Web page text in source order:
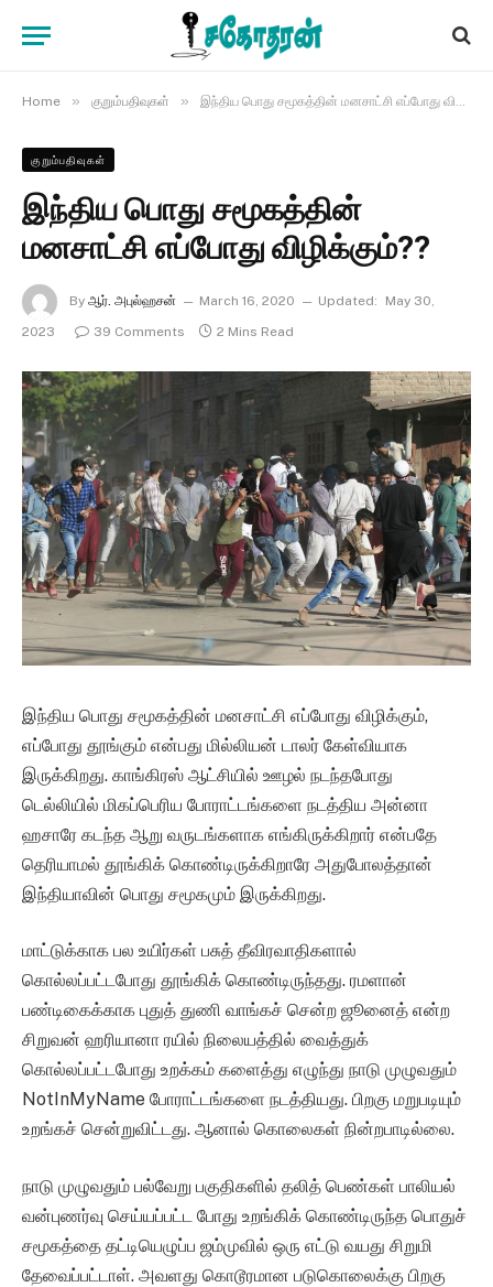
Home » குறும்பதிவுகள் » இந்திய பொது சமூகத்தின் மனசாட்சி எப்போது விழிக்கும்??
குறும்பதிவுகள்
இந்திய பொது சமூகத்தின்
மனசாட்சி எப்போது விழிக்கும்??
By ஆர். அபுல்ஹசன் March 16, 2020 Updated:
May 30,
2023
39 Comments 2 Mins Read
இந்திய பொது சமூகத்தின் மனசாட்சி எப்போது விழிக்கும்,
எப்போது தூங்கும் என்பது மில்லியன் டாலர் கேள்வியாக
இருக்கிறது. காங்கிரஸ் ஆட்சியில் ஊழல் நடந்தபோது
டெல்லியில் மிகப்பெரிய போராட்டங்களை நடத்திய அன்னா
ஹசாரே கடந்த ஆறு வருடங்களாக எங்கிருக்கிறார் என்பதே
தெரியாமல் தூங்கிக் கொண்டிருக்கிறாரே அதுபோலத்தான்
இந்தியாவின் பொது சமூகமும் இருக்கிறது.
மாட்டுக்காக பல உயிர்கள் பசுத் தீவிரவாதிகளால்
கொல்லப்பட்டபோது தூங்கிக் கொண்டிருந்தது. ரமளான்
பண்டிகைக்காக புதுத் துணி வாங்கச் சென்ற ஜூனைத் என்ற
சிறுவன் ஹரியானா ரயில் நிலையத்தில் வைத்துக்
கொல்லப்பட்டபோது உறக்கம் களைத்து எழுந்து நாடு முழுவதும்
NotInMyName போராட்டங்களை நடத்தியது. பிறகு மறுபடியும்
உறங்கச் சென்றுவிட்டது. ஆனால் கொலைகள் நின்றபாடில்லை.
நாடு முழுவதும் பல்வேறு பகுதிகளில் தலித் பெண்கள் பாலியல்
வன்புணர்வு செய்யப்பட்ட போது உறங்கிக் கொண்டிருந்த பொதுச்
சமூகத்தை தட்டியெழுப்ப ஜம்முவில் ஒரு எட்டு வயது சிறுமி
தேவைப்பட்டாள். அவளது கொடூரமான படுகொலைக்கு பிறகு